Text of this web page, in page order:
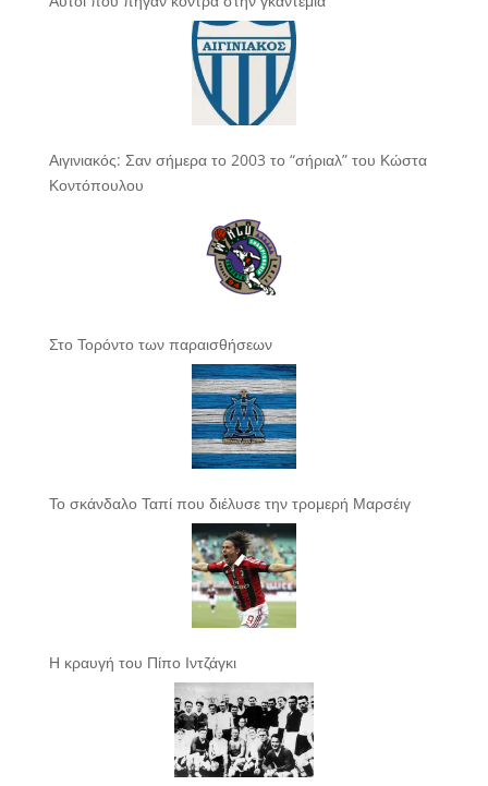
Αιγινιακός: Σαν σήμερα το 2003 το “σήριαλ” του Κώστα
Κοντόπουλου
Στο Τορόντο των παραισθήσεων
Το σκάνδαλο Ταπί που διέλυσε την τρομερή Μαρσέιγ
Η κραυγή του Πίπο Ιντζάγκι